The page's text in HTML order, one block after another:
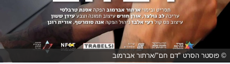
© פוסטר הסרט "דם חם"/ארתור אברמוב